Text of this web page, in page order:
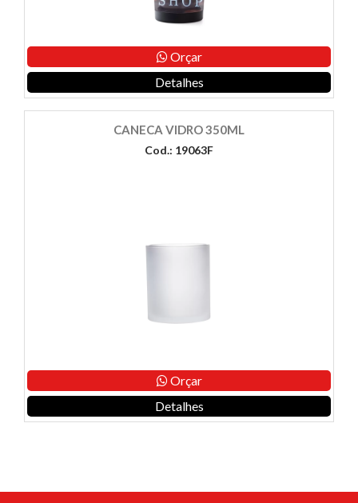
Orçar
Detalhes
CANECA VIDRO 350ML
Cod.: 19063F
Orçar
Detalhes